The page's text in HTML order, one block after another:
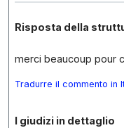
Risposta della
merci beaucoup pour
Tradurre il commento in
I giudizi in dettaglio